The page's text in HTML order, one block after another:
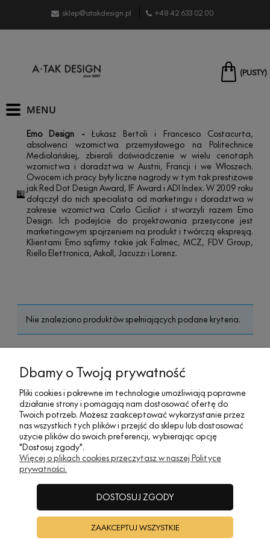
sklep@atakdesign.pl +48 42 633 02 00
(PUSTY)
Emo Design - Łukasz Bertoli i Francesco Costacurta,
absolwenci wzornictwa przemysłowego na Politechnice
Mediolańskiej, zbierali doświadczenie w wielu cenotaph
wzornictwa i doradztwa w Austrii, Francji i we Włoszech.
Owocem ich pracy były liczne nagrody w tym tak prestiżowe
jak Red Dot Design Award, IF Award i ADI Index. W 2009 roku
dołączył do nich specialista od marketingu i doradztwa w
zakresie wzornictwa Carlo Ciciliot i stworzyli razem Emo
Design. Ich podejście do projektowania przesycone jest
marketingowym spojrzeniem na produkt i twórczą ekspresją.
Klientami Emo sąfirmy takie jak Falmec, MCZ, FDV Group,
Riello Elettronica, Askoll, Jacuzzi i Lorenz.
Nie znaleziono produktów spełniających podane kryteria.
MOJE KONTO
SOCIAL MEDIA
INFORMACJE
A•TAK DESIGN
Dbamy o Twoją prywatność
Pliki cookies i pokrewne im technologie umożliwiają poprawne
działanie strony i pomagają nam dostosować ofertę do
Twoich potrzeb. Możesz zaakceptować wykorzystanie przez
nas wszystkich tych plików i przejść do sklepu lub dostosować
użycie plików do swoich preferencji, wybierając opcję
"Dostosuj zgody".
Więcej o plikach cookies przeczytasz w naszej Polityce
prywatności.
DOSTOSUJ ZGODY
ZAAKCEPTUJ WSZYSTKIE